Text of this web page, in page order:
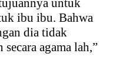
untuk
ibu ibu. Bahwa
dia tidak
agama lah,”